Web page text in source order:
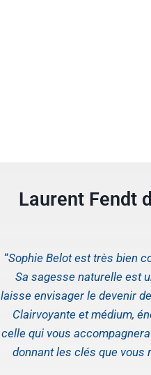
Laurent Fendt
“Sophie Belot est très bien
Sa sagesse naturelle est
laisse envisager le devenir
Clairvoyante et médium,
celle qui vous
donnant les clés que vous